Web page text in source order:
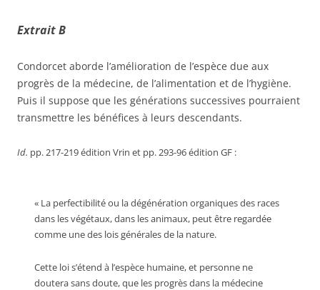
Extrait B
Condorcet aborde l’amélioration de l’espèce due aux
progrès de la médecine, de l’alimentation et de l’hygiène.
Puis il suppose que les générations successives pourraient
transmettre les bénéfices à leurs descendants.
Id. pp. 217-219 édition Vrin et pp. 293-96 édition GF :
« La perfectibilité ou la dégénération organiques des races
dans les végétaux, dans les animaux, peut être regardée
comme une des lois générales de la nature.
Cette loi s’étend à l’espèce humaine, et personne ne
doutera sans doute, que les progrès dans la médecine